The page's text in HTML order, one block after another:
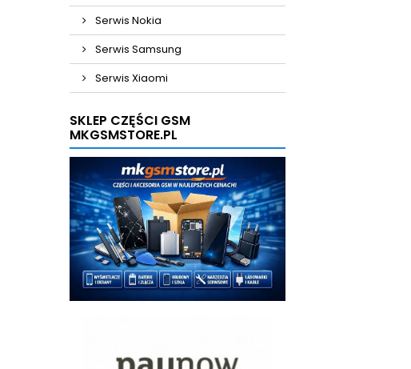
Serwis Nokia
Serwis Samsung
Serwis Xiaomi
SKLEP CZĘŚCI GSM
MKGSMSTORE.PL